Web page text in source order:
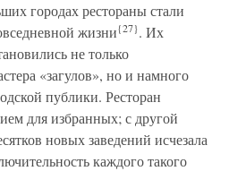
городах рестораны стали
жизни{27}. Их
не только
«загулов», но и намного
публики. Ресторан
для избранных; с другой
новых заведений исчезала
каждого такого